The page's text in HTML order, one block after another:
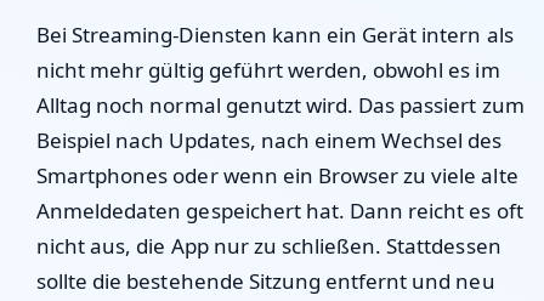
Bei Streaming-Diensten kann ein Gerät intern als
nicht mehr gültig geführt werden, obwohl es im
Alltag noch normal genutzt wird. Das passiert zum
Beispiel nach Updates, nach einem Wechsel des
Smartphones oder wenn ein Browser zu viele alte
Anmeldedaten gespeichert hat. Dann reicht es oft
nicht aus, die App nur zu schließen. Stattdessen
sollte die bestehende Sitzung entfernt und neu